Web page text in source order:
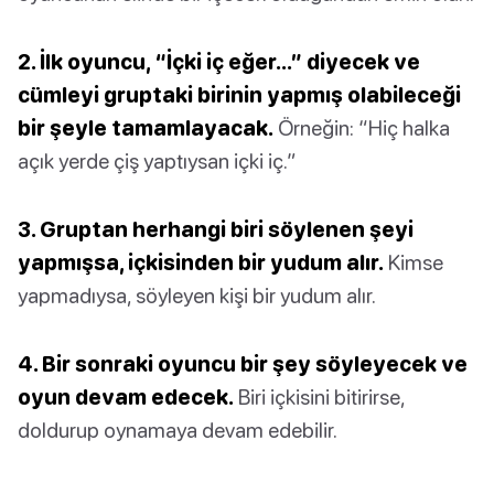
2. İlk oyuncu, “İçki iç eğer…” diyecek ve
cümleyi gruptaki birinin yapmış olabileceği
bir şeyle tamamlayacak. Örneğin: “Hiç halka
açık yerde çiş yaptıysan içki iç.”
3. Gruptan herhangi biri söylenen şeyi
yapmışsa, içkisinden bir yudum alır. Kimse
yapmadıysa, söyleyen kişi bir yudum alır.
4. Bir sonraki oyuncu bir şey söyleyecek ve
oyun devam edecek. Biri içkisini bitirirse,
doldurup oynamaya devam edebilir.